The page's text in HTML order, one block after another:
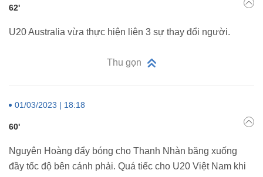
62'
U20 Australia vừa thực hiện liên 3 sự thay đổi người.
Thu gọn
01/03/2023 | 18:18
60'
Nguyên Hoàng đẩy bóng cho Thanh Nhàn băng xuống
đầy tốc độ bên cánh phải. Quá tiếc cho U20 Việt Nam khi